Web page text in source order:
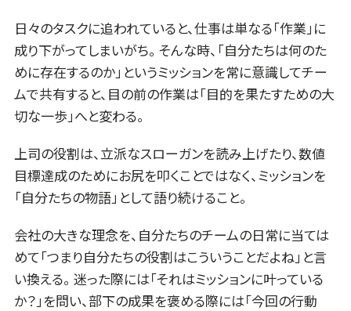
日々のタスクに追われていると、仕事は単なる「作業」に
成り下がってしまいがち。 そんな時、「自分たちは何のた
めに存在するのか」というミッションを常に意識してチー
ムで共有すると、目の前の作業は「目的を果たすための大
切な一歩」へと変わる。
上司の役割は、立派なスローガンを読み上げたり、数値
目標達成のためにお尻を叩くことではなく、ミッションを
「自分たちの物語」として語り続けること。
会社の大きな理念を、自分たちのチームの日常に当ては
めて「つまり自分たちの役割はこういうことだよね」と言
い換える。 迷った際には「それはミッションに叶っている
か？」を問い、部下の成果を褒める際には「今回の行動